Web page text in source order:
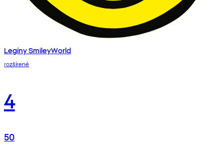
Legíny SmileyWorld
rozšírené
4
50